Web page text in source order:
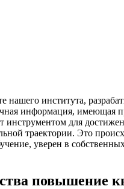
нашего института,
информация, имеющая
для
траектории. Это
уверен в
повышение